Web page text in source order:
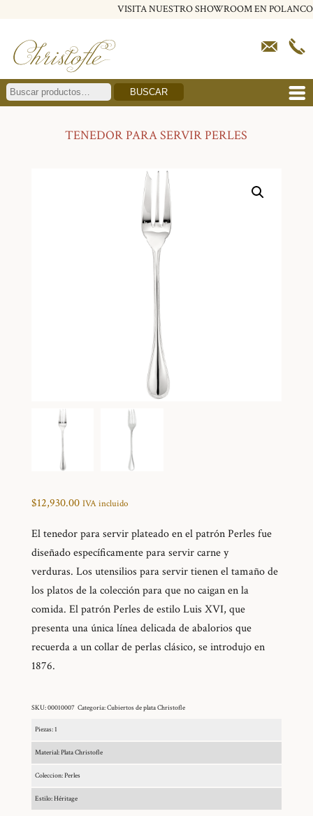
VISITA NUESTRO SHOWROOM EN POLANCO
BUSCAR
TENEDOR PARA SERVIR PERLES
$12,930.00 IVA incluido
El tenedor para servir plateado en el patrón Perles fue
diseñado específicamente para servir carne y
verduras. Los utensilios para servir tienen el tamaño de
los platos de la colección para que no caigan en la
comida. El patrón Perles de estilo Luis XVI, que
presenta una única línea delicada de abalorios que
recuerda a un collar de perlas clásico, se introdujo en
1876.
SKU:00010007 Categoría:Cubiertos de plata Christofle
Piezas: 1
Material: Plata Christofle
Coleccion: Perles
Estilo: Héritage